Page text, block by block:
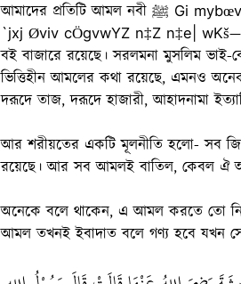
আমাদের প্রতিটি আমল নবী ﷺ Gi mybœvZ I ZixKv Abyhvqx nIqv cÖ‡qvRb| Avgv‡`i Avgjm~nI mnxn
`jxj Øviv cÖgvwYZ n‡Z n‡e| wKš—y
বই বাজারে রয়েছে। সরলমনা মুসলিম
ভিত্তিহীন আমলের কথা রয়েছে, এমনও
দরূদে তাজ, দরূদে হাজারী, আহাদনামা
আর শরীয়তের একটি মূলনীতি হলো- সব
রয়েছে। আর সব আমলই বাতিল, কেবল ঐ
অনেকে বলে থাকেন, এ আমল করতে তো
আমল তখনই ইবাদাত বলে গণ্য হবে যখন